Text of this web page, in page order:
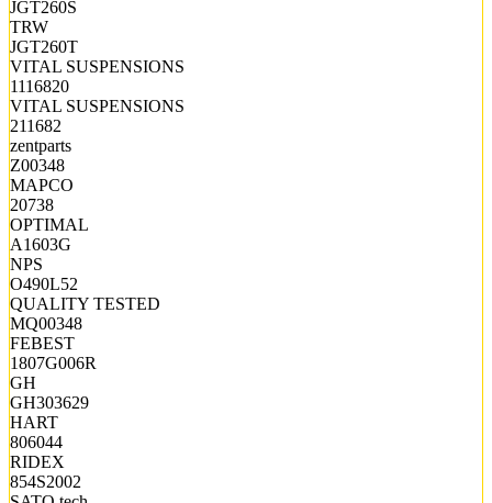
JGT260S
TRW
JGT260T
VITAL SUSPENSIONS
1116820
VITAL SUSPENSIONS
211682
zentparts
Z00348
MAPCO
20738
OPTIMAL
A1603G
NPS
O490L52
QUALITY TESTED
MQ00348
FEBEST
1807G006R
GH
GH303629
HART
806044
RIDEX
854S2002